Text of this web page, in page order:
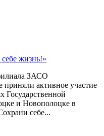
жизнь!»
ЗАСО
приняли активное участие
Государственной
и Новополоцке в
себе...